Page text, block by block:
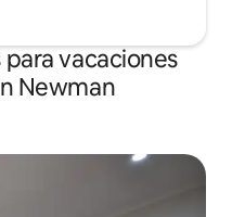
vacaciones
Newman